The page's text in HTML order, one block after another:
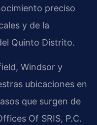
preciso
y de la
Quinto Distrito.
Windsor y
ubicaciones en
que surgen de
Of SRIS, P.C.